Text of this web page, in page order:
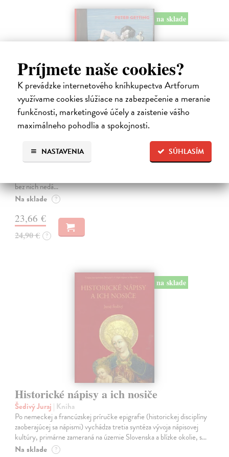
Príjmete naše cookies?
K prevádzke internetového kníhkupectva Artforum
využívame cookies slúžiace na zabezpečenie a meranie
funkčnosti, marketingové účely a zaistenie vášho
maximálneho pohodlia a spokojnosti.
SÚHLASÍM
NASTAVENIA
na sklade
Studne mútne
Sú ikonickými postavami našej kultúry. Postavili im sochy a
pomenovali po nich ulice, majú svoje nespochybniteľné miesto v
bez nich nedá…
Na sklade ?
23,66 €
24,90 € ?
na sklade
Historické nápisy a ich nosiče
Šedivý Juraj | Kniha
Po nemeckej a francúzskej príručke epigrafie (historickej disciplíny
zaoberajúcej sa nápismi) vychádza tretia syntéza vývoja nápisovej
kultúry, primárne zameraná na územie Slovenska a blízke okolie, s…
Na sklade ?